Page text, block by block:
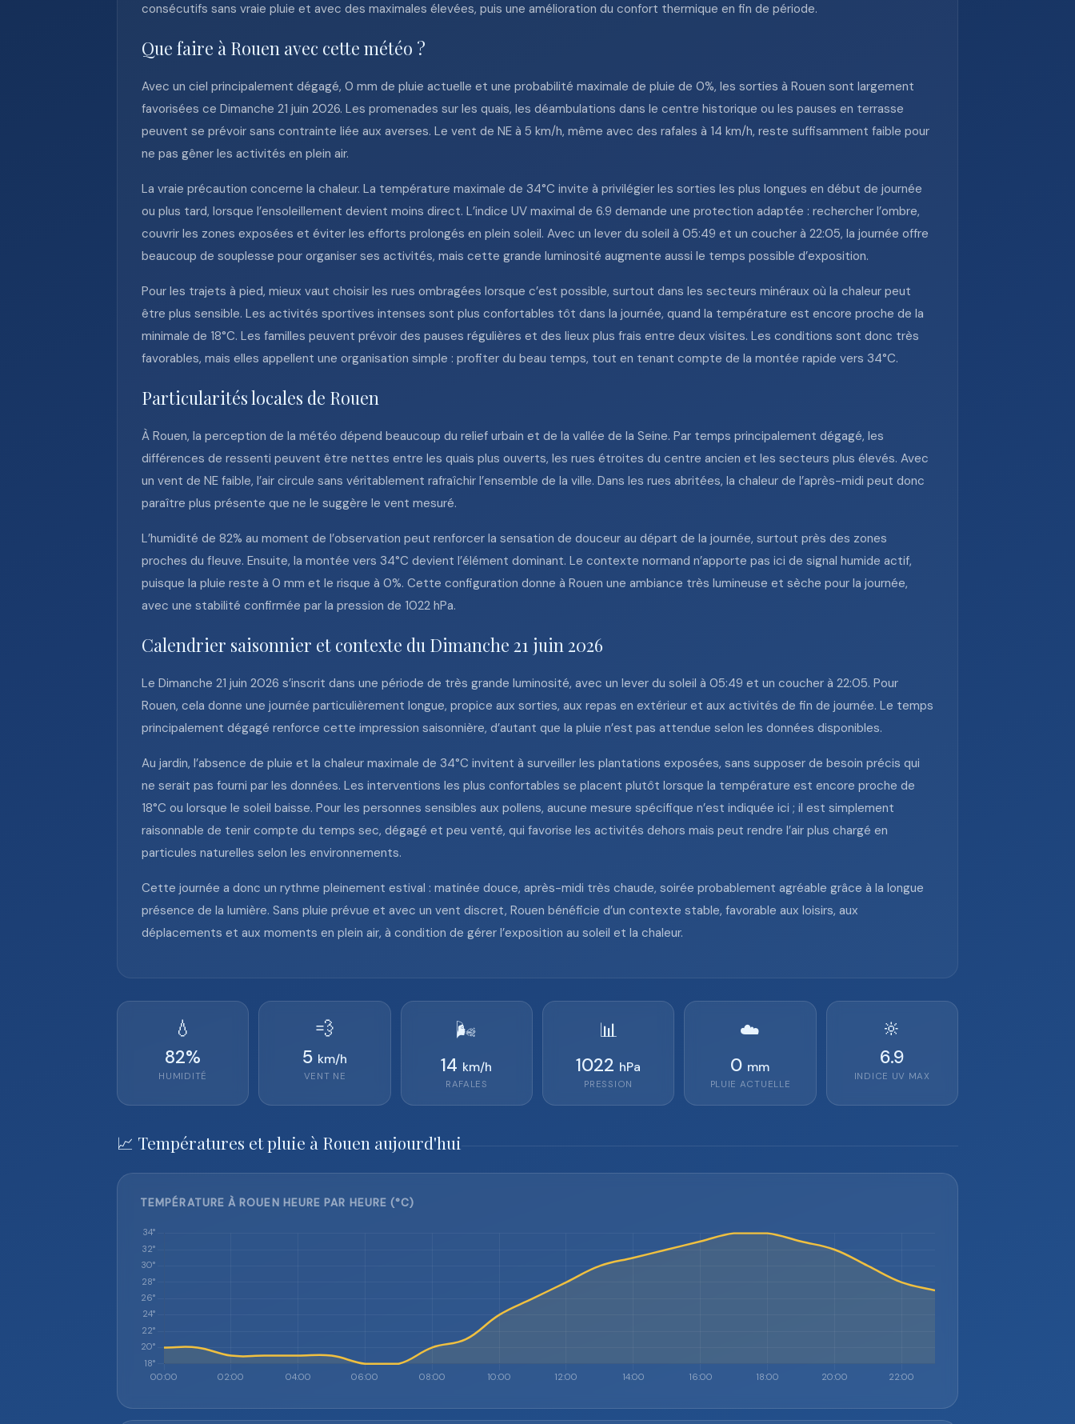
consécutifs sans vraie pluie et avec des maximales élevées, puis une amélioration du confort thermique en fin de période.
Que faire à Rouen avec cette météo ?
Avec un ciel principalement dégagé, 0 mm de pluie actuelle et une probabilité maximale de pluie de 0%, les sorties à Rouen sont largement
favorisées ce Dimanche 21 juin 2026. Les promenades sur les quais, les déambulations dans le centre historique ou les pauses en terrasse
peuvent se prévoir sans contrainte liée aux averses. Le vent de NE à 5 km/h, même avec des rafales à 14 km/h, reste suffisamment faible pour
ne pas gêner les activités en plein air.
La vraie précaution concerne la chaleur. La température maximale de 34°C invite à privilégier les sorties les plus longues en début de journée
ou plus tard, lorsque l’ensoleillement devient moins direct. L’indice UV maximal de 6.9 demande une protection adaptée : rechercher l’ombre,
couvrir les zones exposées et éviter les efforts prolongés en plein soleil. Avec un lever du soleil à 05:49 et un coucher à 22:05, la journée offre
beaucoup de souplesse pour organiser ses activités, mais cette grande luminosité augmente aussi le temps possible d’exposition.
Pour les trajets à pied, mieux vaut choisir les rues ombragées lorsque c’est possible, surtout dans les secteurs minéraux où la chaleur peut
être plus sensible. Les activités sportives intenses sont plus confortables tôt dans la journée, quand la température est encore proche de la
minimale de 18°C. Les familles peuvent prévoir des pauses régulières et des lieux plus frais entre deux visites. Les conditions sont donc très
favorables, mais elles appellent une organisation simple : profiter du beau temps, tout en tenant compte de la montée rapide vers 34°C.
Particularités locales de Rouen
À Rouen, la perception de la météo dépend beaucoup du relief urbain et de la vallée de la Seine. Par temps principalement dégagé, les
différences de ressenti peuvent être nettes entre les quais plus ouverts, les rues étroites du centre ancien et les secteurs plus élevés. Avec
un vent de NE faible, l’air circule sans véritablement rafraîchir l’ensemble de la ville. Dans les rues abritées, la chaleur de l’après-midi peut donc
paraître plus présente que ne le suggère le vent mesuré.
L’humidité de 82% au moment de l’observation peut renforcer la sensation de douceur au départ de la journée, surtout près des zones
proches du fleuve. Ensuite, la montée vers 34°C devient l’élément dominant. Le contexte normand n’apporte pas ici de signal humide actif,
puisque la pluie reste à 0 mm et le risque à 0%. Cette configuration donne à Rouen une ambiance très lumineuse et sèche pour la journée,
avec une stabilité confirmée par la pression de 1022 hPa.
Calendrier saisonnier et contexte du Dimanche 21 juin 2026
Le Dimanche 21 juin 2026 s’inscrit dans une période de très grande luminosité, avec un lever du soleil à 05:49 et un coucher à 22:05. Pour
Rouen, cela donne une journée particulièrement longue, propice aux sorties, aux repas en extérieur et aux activités de fin de journée. Le temps
principalement dégagé renforce cette impression saisonnière, d’autant que la pluie n’est pas attendue selon les données disponibles.
Au jardin, l’absence de pluie et la chaleur maximale de 34°C invitent à surveiller les plantations exposées, sans supposer de besoin précis qui
ne serait pas fourni par les données. Les interventions les plus confortables se placent plutôt lorsque la température est encore proche de
18°C ou lorsque le soleil baisse. Pour les personnes sensibles aux pollens, aucune mesure spécifique n’est indiquée ici ; il est simplement
raisonnable de tenir compte du temps sec, dégagé et peu venté, qui favorise les activités dehors mais peut rendre l’air plus chargé en
particules naturelles selon les environnements.
Cette journée a donc un rythme pleinement estival : matinée douce, après-midi très chaude, soirée probablement agréable grâce à la longue
présence de la lumière. Sans pluie prévue et avec un vent discret, Rouen bénéficie d’un contexte stable, favorable aux loisirs, aux
déplacements et aux moments en plein air, à condition de gérer l’exposition au soleil et la chaleur.
💧
82%
HUMIDITÉ
💨
5 km/h
VENT NE
🌬️
14 km/h
RAFALES
📊
1022 hPa
PRESSION
☁️
0 mm
PLUIE ACTUELLE
🔆
6.9
INDICE UV MAX
📈 Températures et pluie à Rouen aujourd'hui
TEMPÉRATURE À ROUEN HEURE PAR HEURE (°C)